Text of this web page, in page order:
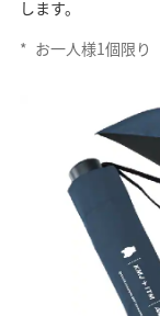
します。
* お一人様1個限り